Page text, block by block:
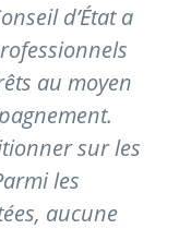
d’État a
au moyen
sur les
les
aucune